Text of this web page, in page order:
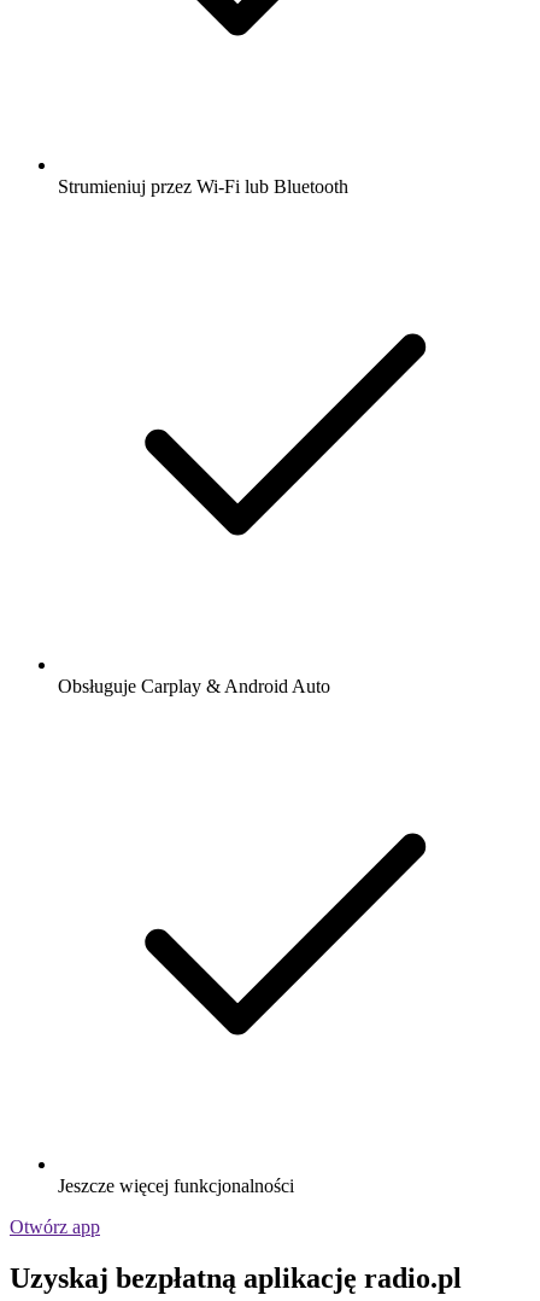
Strumieniuj przez Wi-Fi lub Bluetooth
Obsługuje Carplay & Android Auto
Jeszcze więcej funkcjonalności
Otwórz app
Uzyskaj bezpłatną aplikację radio.pl